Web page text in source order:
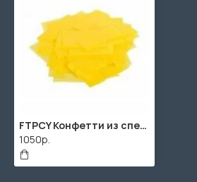
FTPCY Конфетти из специализированной бумаги (тишью) 17х55мм, жёлтый, упаковка 1 кг, LFocus
1050р.